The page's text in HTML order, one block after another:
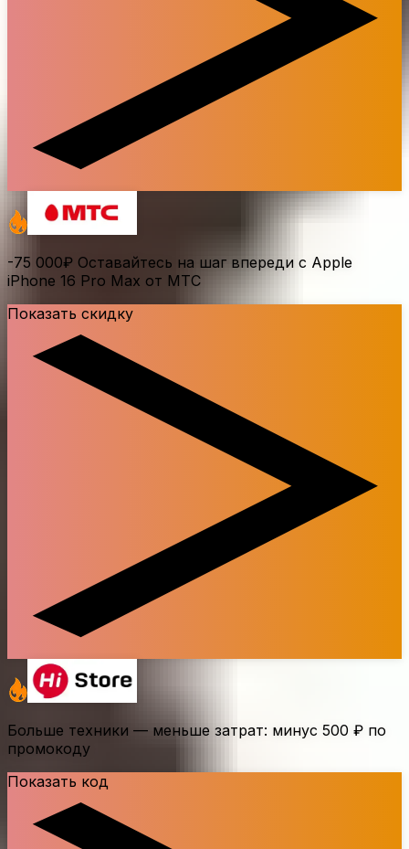
-75 000₽ Оставайтесь на шаг впереди с Apple
iPhone 16 Pro Max от МТС
Показать скидку
Больше техники — меньше затрат: минус 500 ₽ по
промокоду
Показать код